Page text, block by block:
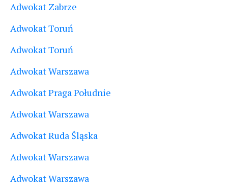
Adwokat Zabrze
Adwokat Toruń
Adwokat Toruń
Adwokat Warszawa
Adwokat Praga Południe
Adwokat Warszawa
Adwokat Ruda Śląska
Adwokat Warszawa
Adwokat Warszawa